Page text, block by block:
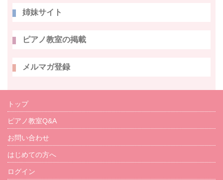
姉妹サイト
ピアノ教室の掲載
メルマガ登録
トップ
ピアノ教室Q&A
お問い合わせ
はじめての方へ
ログイン